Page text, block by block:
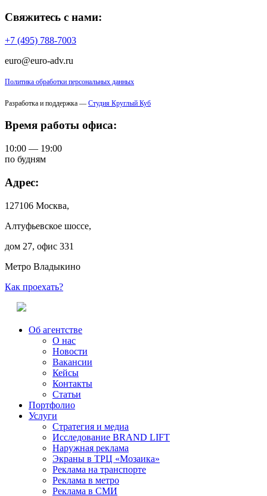
Свяжитесь с нами:
+7 (495) 788-7003
euro@euro-adv.ru
Политика обработки персональных данных
Разработка и поддержка — Студия Круглый Куб
Время работы офиса:
10:00 — 19:00
по будням
Адрес:
127106 Москва,
Алтуфьевское шоссе,
дом 27, офис 331
Метро Владыкино
Как проехать?
Об агентстве
О нас
Новости
Вакансии
Кейсы
Контакты
Статьи
Портфолио
Услуги
Стратегия и медиа
Исследование BRAND LIFT
Наружная реклама
Экраны в ТРЦ «Мозаика»
Реклама на транспорте
Реклама в метро
Реклама в СМИ